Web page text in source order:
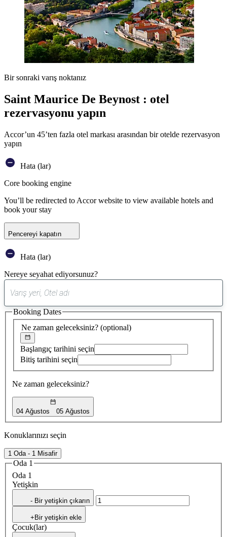
Bir sonraki varış noktanız
Saint Maurice De Beynost : otel
rezervasyonu yapın
Accor’un 45’ten fazla otel markası arasından bir otelde rezervasyon
yapın
Hata (lar)
Core booking engine
You’ll be redirected to Accor website to view available hotels and
book your stay
Pencereyi kapatın
Hata (lar)
Nereye seyahat ediyorsunuz?
öneri
bulundu
Ne zaman geleceksiniz? (optional)
Başlangıç tarihini seçin
Bitiş tarihini seçin
Ne zaman geleceksiniz?
04 Ağustos 05 Ağustos
Booking Dates
Konuklarınızı seçin
1 Oda - 1 Misafir
Oda 1
Oda 1
Yetişkin
- Bir yetişkin çıkarın
+Bir yetişkin ekle
Çocuk(lar)